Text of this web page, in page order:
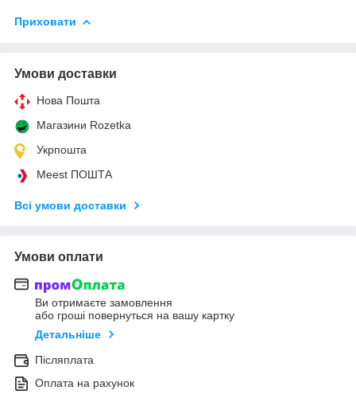
Приховати
Умови доставки
Нова Пошта
Магазини Rozetka
Укрпошта
Meest ПОШТА
Всі умови доставки
Умови оплати
Ви отримаєте замовлення
або гроші повернуться на вашу картку
Детальніше
Післяплата
Оплата на рахунок